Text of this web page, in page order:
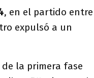
, en el partido entre
expulsó a un
la primera fase